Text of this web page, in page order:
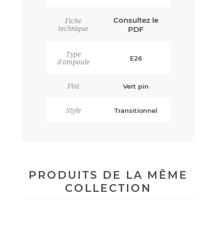
Fiche
technique
Consultez le
PDF
Type
d'ampoule
E26
Fini Vert pin
Style Transitionnel
PRODUITS DE LA MÊME
COLLECTION